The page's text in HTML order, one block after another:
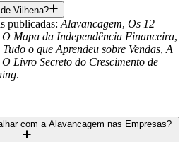
Vilhena?
publicadas: Alavancagem, Os 12
O Mapa da Independência Financeira,
Tudo o que Aprendeu sobre Vendas, A
O Livro Secreto do Crescimento de
.
com a Alavancagem nas Empresas?